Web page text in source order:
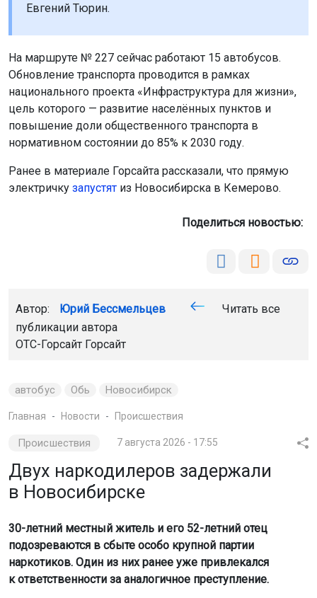
Евгений Тюрин.
На маршруте № 227 сейчас работают 15 автобусов.
Обновление транспорта проводится в рамках
национального проекта «Инфраструктура для жизни»,
цель которого — развитие населённых пунктов и
повышение доли общественного транспорта в
нормативном состоянии до 85% к 2030 году.
Ранее в материале Горсайта рассказали, что прямую
электричку запустят из Новосибирска в Кемерово.
Поделиться новостью:
Автор: Юрий Бессмельцев
Читать все
публикации автора
ОТС-Горсайт Горсайт
автобус Обь Новосибирск
Главная Новости Происшествия
Происшествия 7 августа 2026 - 17:55
Двух наркодилеров задержали
в Новосибирске
30-летний местный житель и его 52-летний отец
подозреваются в сбыте особо крупной партии
наркотиков. Один из них ранее уже привлекался
к ответственности за аналогичное преступление.